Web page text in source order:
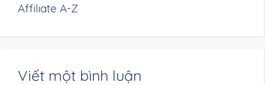
Affiliate A-Z
Viết một bình luận